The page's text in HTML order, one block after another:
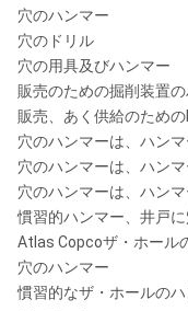
穴のハンマー
穴のドリル
穴の用具及びハンマー
販売のための掘削装置
販売、あく供給のため
穴のハンマーは、ハン
穴のハンマーは、ハン
穴のハンマーは、ハン
慣習的ハンマー、井戸
Atlas Copcoザ・ホール
穴のハンマー
慣習的なザ・ホールの